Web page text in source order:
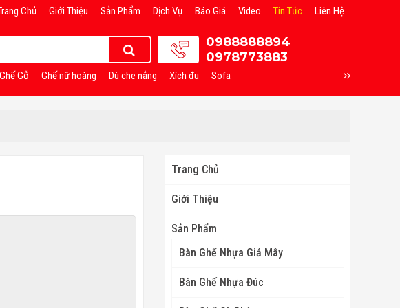
Chủ Giới Thiệu Sản Phẩm Dịch Vụ Báo Giá Video Tin Tức Liên Hệ
0988888894
0978773883
Gỗ Ghế nữ hoàng Dù che nắng Xích đu Sofa
Trang Chủ
Giới Thiệu
Sản Phẩm
Bàn Ghế Nhựa Giả Mây
Bàn Ghế Nhựa Đúc